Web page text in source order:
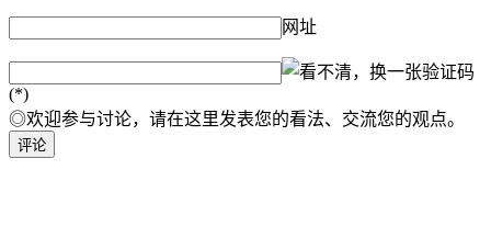
网址
验证码
(*)
◎欢迎参与讨论，请在这里发表您的看法、交流您的观点。